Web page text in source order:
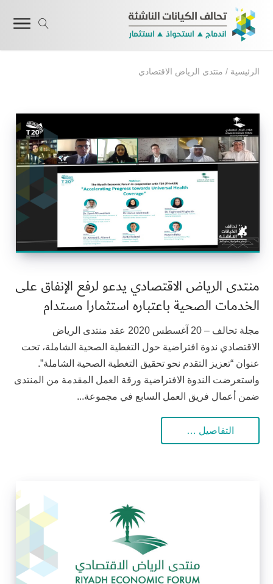
الرئيسية / منتدى الرياض الاقتصادي
منتدى الرياض الاقتصادي يدعو لرفع الإنفاق على
الخدمات الصحية باعتباره استثمارا مستدام
مجلة تحالف – 20 آغسطس 2020 عقد منتدى الرياض
الاقتصادي ندوة افتراضية حول التغطية الصحية الشاملة، تحت
عنوان “تعزيز التقدم نحو تحقيق التغطية الصحية الشاملة”.
واستعرضت الندوة الافتراضية ورقة العمل المقدمة من المنتدى
ضمن أعمال فريق العمل السابع في مجموعة...
التفاصيل …